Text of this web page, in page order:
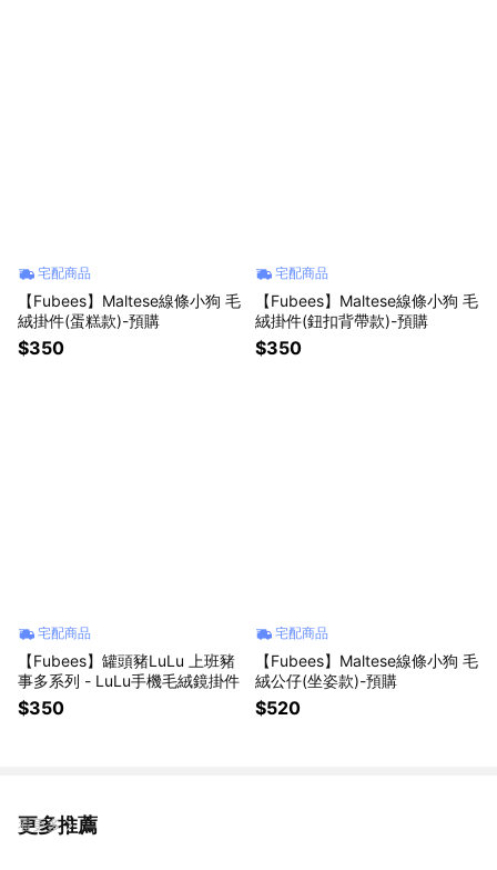
宅配商品
【Fubees】Maltese線條小狗 毛
絨掛件(蛋糕款)-預購
$350
宅配商品
【Fubees】Maltese線條小狗 毛
絨掛件(鈕扣背帶款)-預購
$350
宅配商品
【Fubees】罐頭豬LuLu 上班豬
事多系列 - LuLu手機毛絨鏡掛件
$350
宅配商品
【Fubees】Maltese線條小狗 毛
絨公仔(坐姿款)-預購
$520
更多推薦
看更多